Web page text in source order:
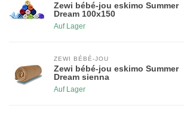
Zewi bébé-jou eskimo Summer
Dream 100x150
Auf Lager
ZEWI BÉBÉ-JOU
Zewi bébé-jou eskimo Summer
Dream sienna
Auf Lager